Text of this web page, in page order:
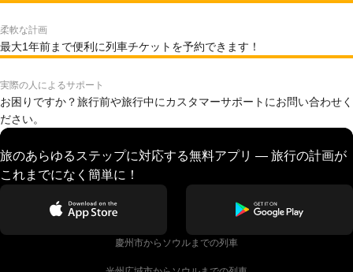
柔軟な計画
最大1年前まで便利に列車チケットを予約できます！
実際の人によるサポート
お困りですか？旅行前や旅行中にカスタマーサポートにお問い合わせく
ださい。
旅のあらゆるステップに対応する無料アプリ — 旅行の計画が
これまでになく簡単に！
慶州市からソウルまでの列車